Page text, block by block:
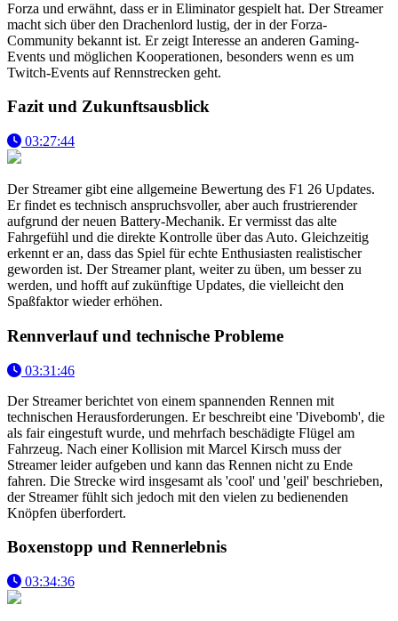
Forza und erwähnt, dass er in Eliminator gespielt hat. Der Streamer
macht sich über den Drachenlord lustig, der in der Forza-
Community bekannt ist. Er zeigt Interesse an anderen Gaming-
Events und möglichen Kooperationen, besonders wenn es um
Twitch-Events auf Rennstrecken geht.
Fazit und Zukunftsausblick
03:27:44
Der Streamer gibt eine allgemeine Bewertung des F1 26 Updates.
Er findet es technisch anspruchsvoller, aber auch frustrierender
aufgrund der neuen Battery-Mechanik. Er vermisst das alte
Fahrgefühl und die direkte Kontrolle über das Auto. Gleichzeitig
erkennt er an, dass das Spiel für echte Enthusiasten realistischer
geworden ist. Der Streamer plant, weiter zu üben, um besser zu
werden, und hofft auf zukünftige Updates, die vielleicht den
Spaßfaktor wieder erhöhen.
Rennverlauf und technische Probleme
03:31:46
Der Streamer berichtet von einem spannenden Rennen mit
technischen Herausforderungen. Er beschreibt eine 'Divebomb', die
als fair eingestuft wurde, und mehrfach beschädigte Flügel am
Fahrzeug. Nach einer Kollision mit Marcel Kirsch muss der
Streamer leider aufgeben und kann das Rennen nicht zu Ende
fahren. Die Strecke wird insgesamt als 'cool' und 'geil' beschrieben,
der Streamer fühlt sich jedoch mit den vielen zu bedienenden
Knöpfen überfordert.
Boxenstopp und Rennerlebnis
03:34:36